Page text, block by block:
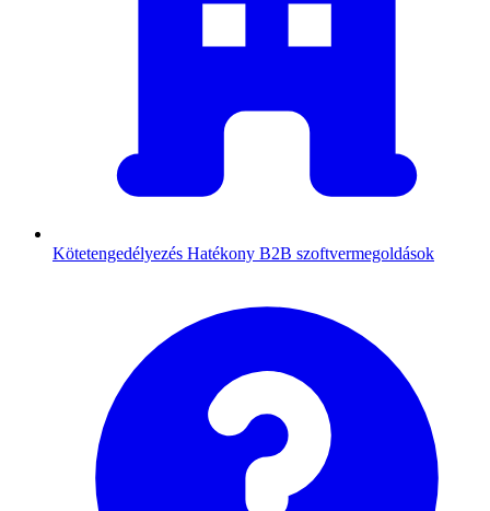
Kötetengedélyezés Hatékony B2B szoftvermegoldások